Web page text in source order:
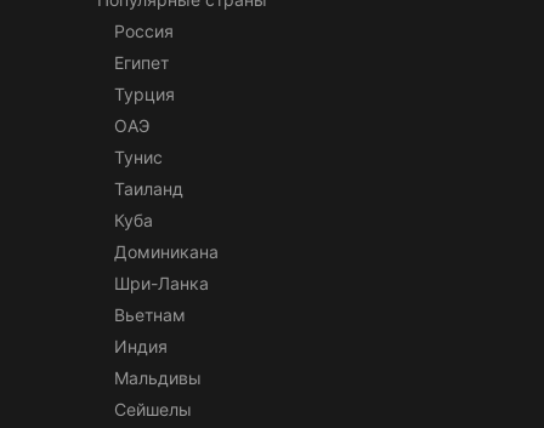
Россия
Египет
Турция
ОАЭ
Тунис
Таиланд
Куба
Доминикана
Шри-Ланка
Вьетнам
Индия
Мальдивы
Сейшелы